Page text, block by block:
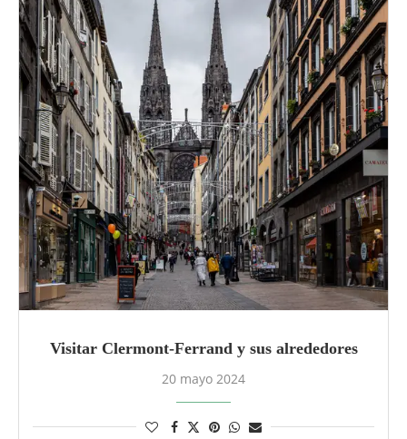
Visitar Clermont-Ferrand y sus alrededores
20 mayo 2024